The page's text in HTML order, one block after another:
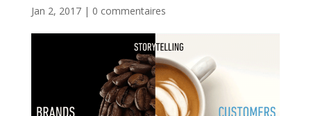
Jan 2, 2017| 0 commentaires